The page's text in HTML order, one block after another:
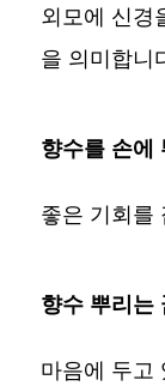
외모에 신경
을 의미합니
향수를 손에
좋은 기회를
향수 뿌리는
마음에 두고